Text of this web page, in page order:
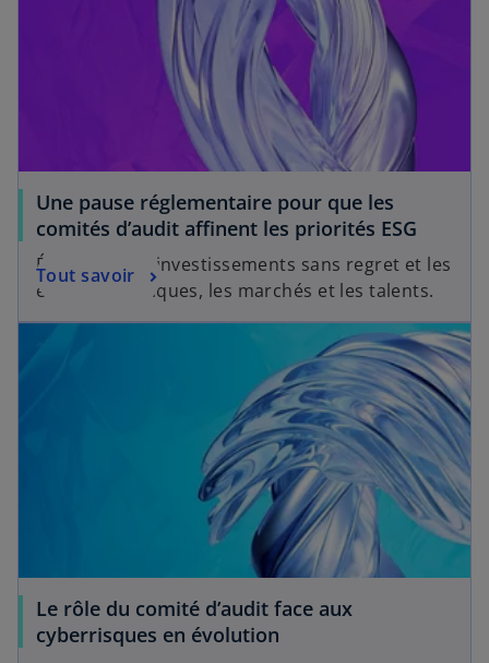
Une pause réglementaire pour que les
comités d’audit affinent les priorités ESG
Équilibrer les investissements sans regret et les
enjeux climatiques, les marchés et les talents.
Tout savoir
Le rôle du comité d’audit face aux
cyberrisques en évolution